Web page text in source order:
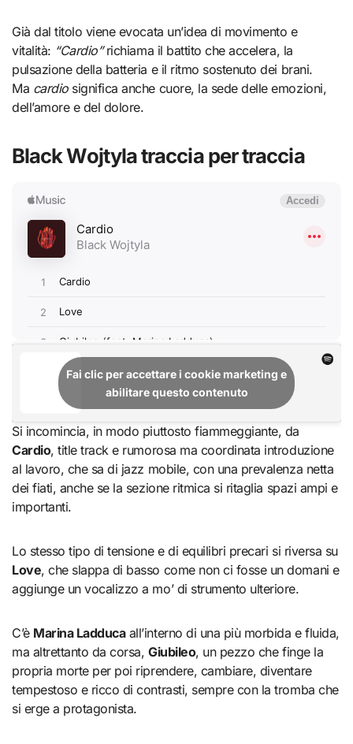
Già dal titolo viene evocata un’idea di movimento e
vitalità: “Cardio”richiama il battito che accelera, la
pulsazione della batteria e il ritmo sostenuto dei brani.
Ma cardiosignifica anche cuore, la sede delle emozioni,
dell’amore e del dolore.
Black Wojtyla traccia per traccia
Fai clic per accettare i cookie marketing e
abilitare questo contenuto
Si incomincia, in modo piuttosto fiammeggiante, da
Cardio, title track e rumorosa ma coordinata introduzione
al lavoro, che sa di jazz mobile, con una prevalenza netta
dei fiati, anche se la sezione ritmica si ritaglia spazi ampi e
importanti.
Lo stesso tipo di tensione e di equilibri precari si riversa su
Love, che slappa di basso come non ci fosse un domani e
aggiunge un vocalizzo a mo’ di strumento ulteriore.
C’è Marina Ladducaall’interno di una più morbida e fluida,
ma altrettanto da corsa,Giubileo, un pezzo che finge la
propria morte per poi riprendere, cambiare, diventare
tempestoso e ricco di contrasti, sempre con la tromba che
si erge a protagonista.